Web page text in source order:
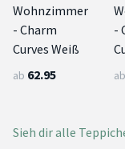
Wohnzimmer
- Charm
Curves Weiß
ab 62.95
-
ab
Sieh dir alle